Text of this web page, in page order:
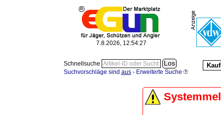
7.8.2026, 12:54:27
Schnellsuche
Suchvorschläge sind aus- Erweiterte Suche